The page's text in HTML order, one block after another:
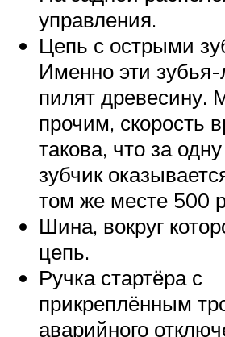
управления.
Цепь с острыми
Именно эти зубья-
пилят древесину.
прочим, скорость
такова, что за
зубчик
том же месте 500
Шина, вокруг
цепь.
Ручка стартёра с
прикреплённым
аварийного